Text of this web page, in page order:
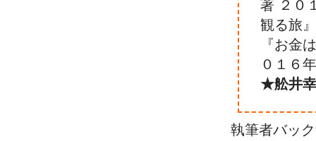
著 ２０
観る旅
『お金
０１６
★舩井
執筆者バッ